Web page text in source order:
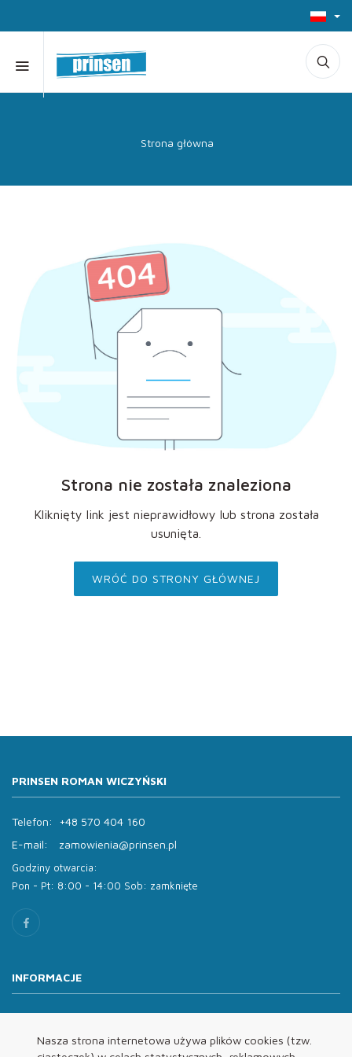
Nasza strona internetowa używa plików cookies (tzw.
Strona główna
Strona nie została znaleziona
Kliknięty link jest nieprawidłowy lub strona została
usunięta.
WRÓĆ DO STRONY GŁÓWNEJ
PRINSEN ROMAN WICZYŃSKI
Telefon:
+48 570 404 160
E-mail:
zamowienia@prinsen.pl
Godziny otwarcia:
Pon - Pt: 8:00 - 14:00 Sob: zamknięte
INFORMACJE
Oferta